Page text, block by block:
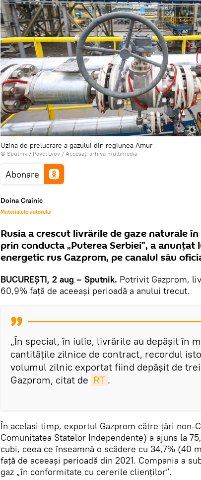
Uzina de prelucrare a gazului din regiunea Amur
© Sputnik / Pavel Lvov / Accesați arhiva multimedia
Abonare
Doina Crainic
Materialele autorului
Rusia a crescut livrările de gaze naturale în
prin conducta „Puterea Serbiei”, a anunţat
energetic rus Gazprom, pe canalul său
BUCUREŞTI, 2 aug – Sputnik. Potrivit Gazprom,
60,9% față de aceeași perioadă a anului trecut.
„În special, în iulie, livrările au depășit în
cantitățile zilnice de contract, recordul
volumul zilnic exportat fiind depășit de
Gazprom, citat de RT .
În acelaşi timp, exportul Gazprom către țări non-
Comunitatea Statelor Independente) a ajuns la
cubi, ceea ce înseamnă o scădere cu 34,7% (40
faţă de aceeași perioadă din 2021. Compania a
gaz „în conformitate cu cererile clienților”.